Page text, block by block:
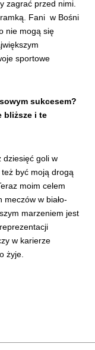
zagrać przed nimi.
Fani w Bośni
nie mogą się
sportowe
sukcesem?
bliższe i te
dziesięć goli w
być moją drogą
moim celem
w biało-
marzeniem jest
w karierze
żyje.